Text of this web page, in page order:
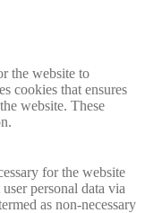
the website to
cookies that ensures
website. These
for the website
personal data via
as non-necessary